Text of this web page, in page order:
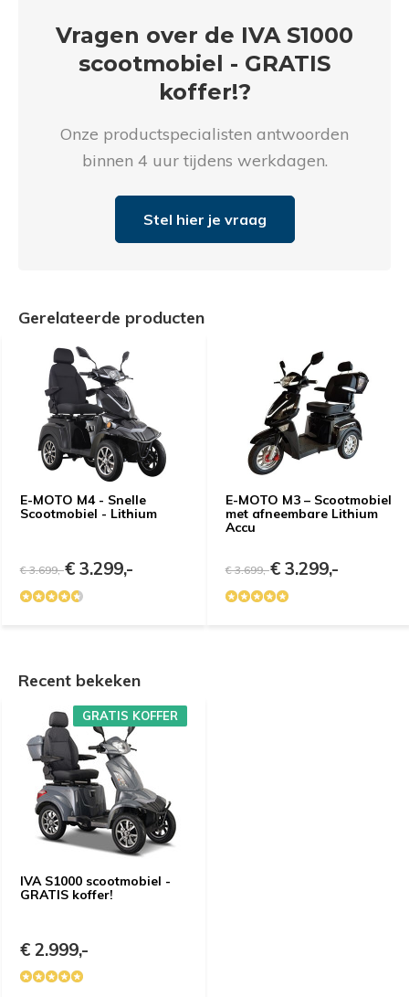
Vragen over de IVA S1000
scootmobiel - GRATIS
koffer!?
Onze productspecialisten antwoorden
binnen 4 uur tijdens werkdagen.
Stel hier je vraag
Gerelateerde producten
E-MOTO M4 - Snelle
Scootmobiel - Lithium
€ 3.699,-€ 3.299,-
E-MOTO M3 – Scootmobiel
met afneembare Lithium
Accu
€ 3.699,-€ 3.299,-
Recent bekeken
IVA S1000 scootmobiel -
GRATIS koffer!
GRATIS KOFFER
€ 2.999,-
Naam*
Telefoonnummer
Product Naam*
Gewenste datum voor proefrit
Opmerkingen
Demonstratie aanvragen
Naam*
Telefoonnummer
Product Naam*
Gewenste datum voor slaapadvies*
Opmerkingen
Demonstratie aanvragen
Product Naam*
Opmerkingen
Demonstratie aanvragen